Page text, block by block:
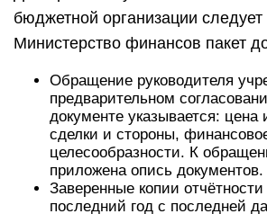
бюджетной организации следует
Министерство финансов пакет
Обращение руководителя
предварительном
документе указывается: цена
сделки и стороны,
целесообразности. К
приложена опись документов.
Заверенные копии
последний год с последней